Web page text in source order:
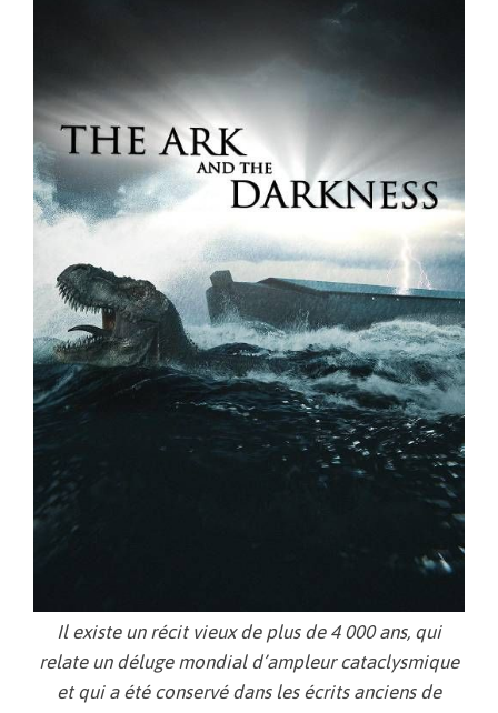
Il existe un récit vieux de plus de 4 000 ans, qui
relate un déluge mondial d’ampleur cataclysmique
et qui a été conservé dans les écrits anciens de